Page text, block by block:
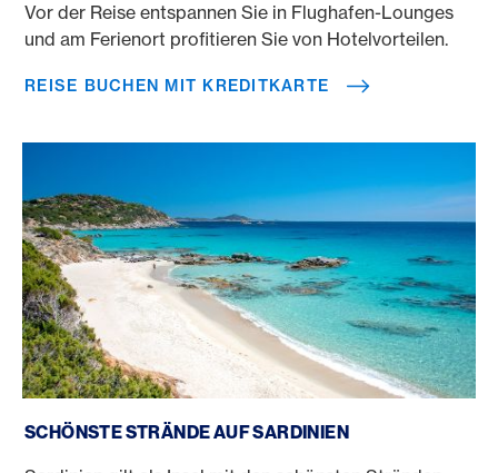
Vor der Reise entspannen Sie in Flughafen-Lounges
und am Ferienort profitieren Sie von Hotelvorteilen.
REISE BUCHEN MIT KREDITKARTE
SCHÖNSTE STRÄNDE AUF SARDINIEN